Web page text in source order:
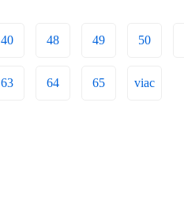
40 48 49 50
63 64 65 viac